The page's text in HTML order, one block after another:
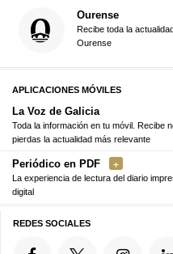
Ourense
Recibe toda la
Ourense
APLICACIONES MÓVILES
La Voz de Galicia
Toda la información en tu móvil. Recibe
pierdas la actualidad más relevante
Periódico en PDF
La experiencia de lectura del diario
digital
REDES SOCIALES